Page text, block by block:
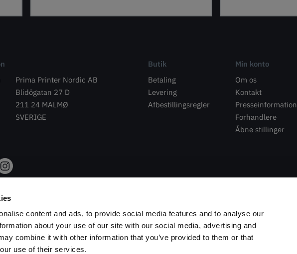
content and ads, to provide social media features and to analyse our
about your use of our site with our social media, advertising and
combine it with other information that you’ve provided to them or that
use of their services.
Prima Printer Nordic AB
Blidögatan 27 D
211 24 MALMØ
SVERIGE
Butik
Betaling
Levering
Afbestillingsregler
Min konto
Om os
Kontakt
Presseinformation
Forhandlere
Åbne stillinger